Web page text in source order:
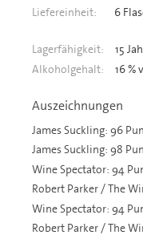
Liefereinheit:
6
Lagerfähigkeit: 15
Alkoholgehalt:
16 %
Auszeichnungen
James Suckling: 96
James Suckling: 98
Wine Spectator: 94
Robert Parker / The
Wine Spectator: 94
Robert Parker / The